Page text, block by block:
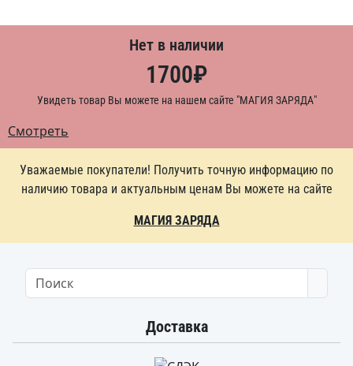
Нет в наличии
1700₽
Увидеть товар Вы можете на нашем сайте "МАГИЯ ЗАРЯДА"
Смотреть
Уважаемые покупатели! Получить точную информацию по
наличию товара и актуальным ценам Вы можете на сайте
МАГИЯ ЗАРЯДА
Доставка